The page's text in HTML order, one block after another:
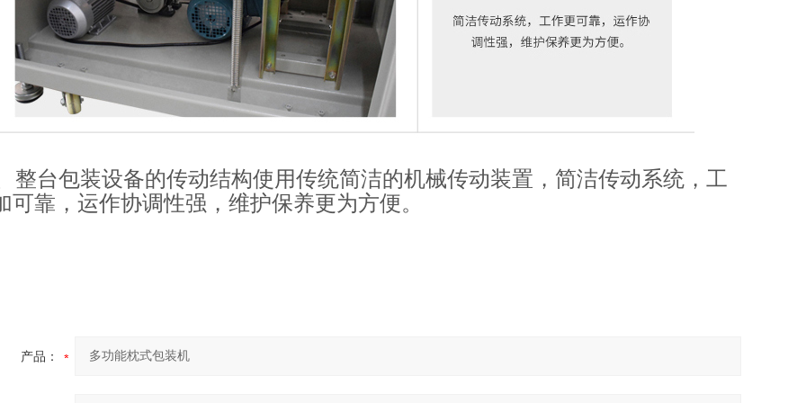
台包装设备的传动结构使用传统简洁的机械传动装置，简洁传动系统，工
可靠，运作协调性强，维护保养更为方便。
产品：